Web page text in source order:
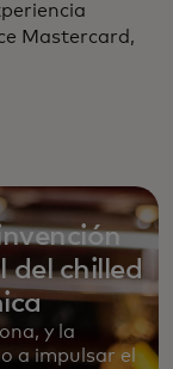
Mastercard,
chilled
y la
a impulsar el